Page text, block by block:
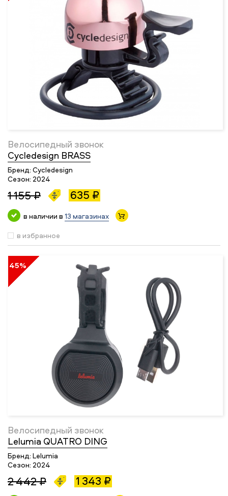
Велосипедный звонок
Cycledesign BRASS
Бренд: Cycledesign
Сезон: 2024
1 155 ₽ 635 ₽
в наличии в 13 магазинах
в избранное
45%
Велосипедный звонок
Lelumia QUATRO DING
Бренд: Lelumia
Сезон: 2024
2 442 ₽ 1 343 ₽